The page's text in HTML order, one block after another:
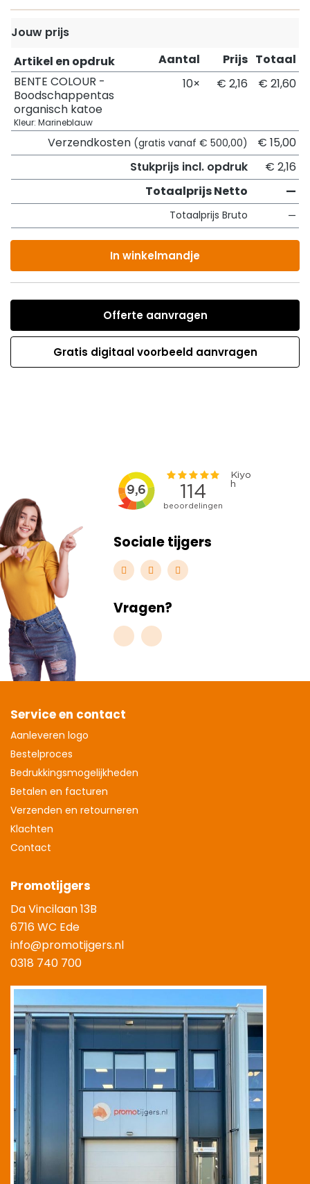
Jouw prijs
Artikel en opdruk
Aantal Prijs Totaal
BENTE COLOUR -
Boodschappentas
organisch katoe
Kleur: Marineblauw
10× € 2,16 € 21,60
Verzendkosten (gratis vanaf € 500,00)
€ 15,00
Stukprijs incl. opdruk
€ 2,16
Totaalprijs Netto
—
Totaalprijs Bruto —
In winkelmandje
Offerte aanvragen
Gratis digitaal voorbeeld aanvragen
Sociale tijgers
Vragen?
Service en contact
Aanleveren logo
Bestelproces
Bedrukkingsmogelijkheden
Betalen en facturen
Verzenden en retourneren
Klachten
Contact
Promotijgers
Da Vincilaan 13B
6716 WC Ede
info@promotijgers.nl
0318 740 700